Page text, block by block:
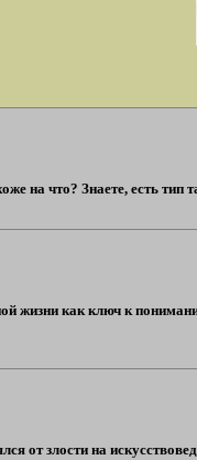
на что? Знаете, есть
жизни как ключ к
от злости на